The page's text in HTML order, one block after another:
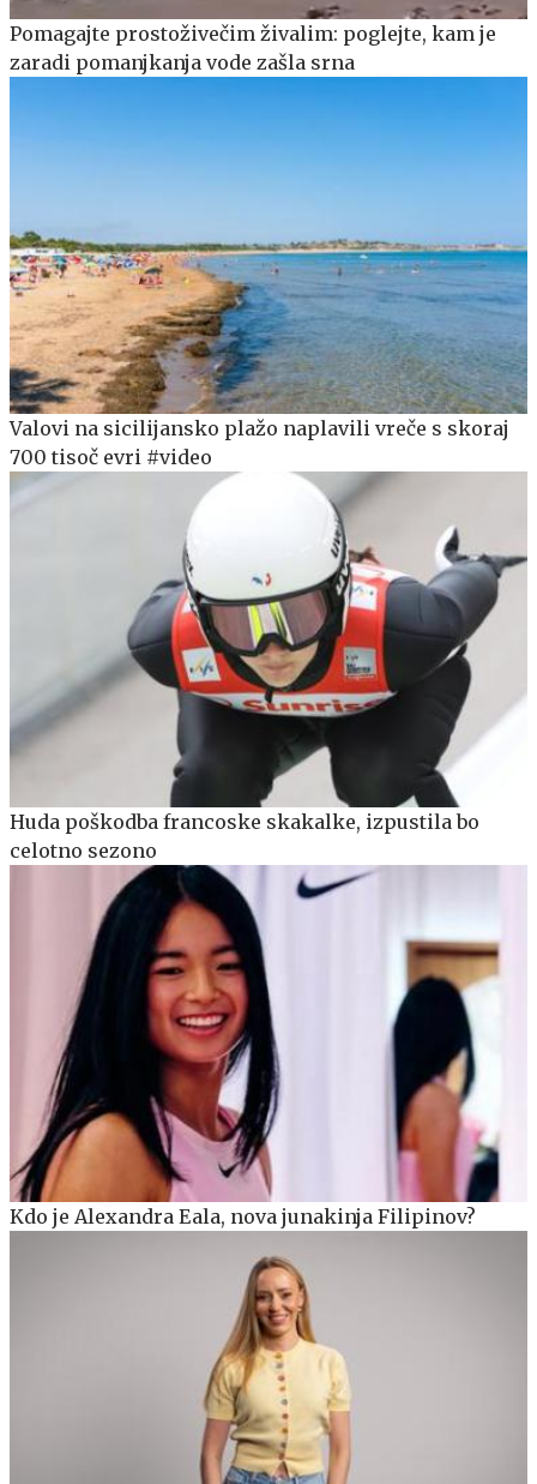
Pomagajte prostoživečim živalim: poglejte, kam je
zaradi pomanjkanja vode zašla srna
Valovi na sicilijansko plažo naplavili vreče s skoraj
700 tisoč evri #video
Huda poškodba francoske skakalke, izpustila bo
celotno sezono
Kdo je Alexandra Eala, nova junakinja Filipinov?